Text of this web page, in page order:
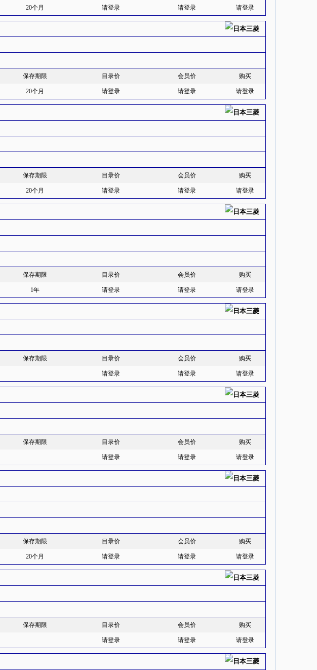
20个月 请登录 请登录 请登录
保存期限 目录价 会员价 购买
20个月 请登录 请登录 请登录
保存期限 目录价 会员价 购买
20个月 请登录 请登录 请登录
保存期限 目录价 会员价 购买
1年 请登录 请登录 请登录
保存期限 目录价 会员价 购买
请登录 请登录 请登录
保存期限 目录价 会员价 购买
请登录 请登录 请登录
保存期限 目录价 会员价 购买
20个月 请登录 请登录 请登录
保存期限 目录价 会员价 购买
请登录 请登录 请登录